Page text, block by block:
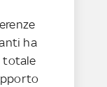
ha
totale